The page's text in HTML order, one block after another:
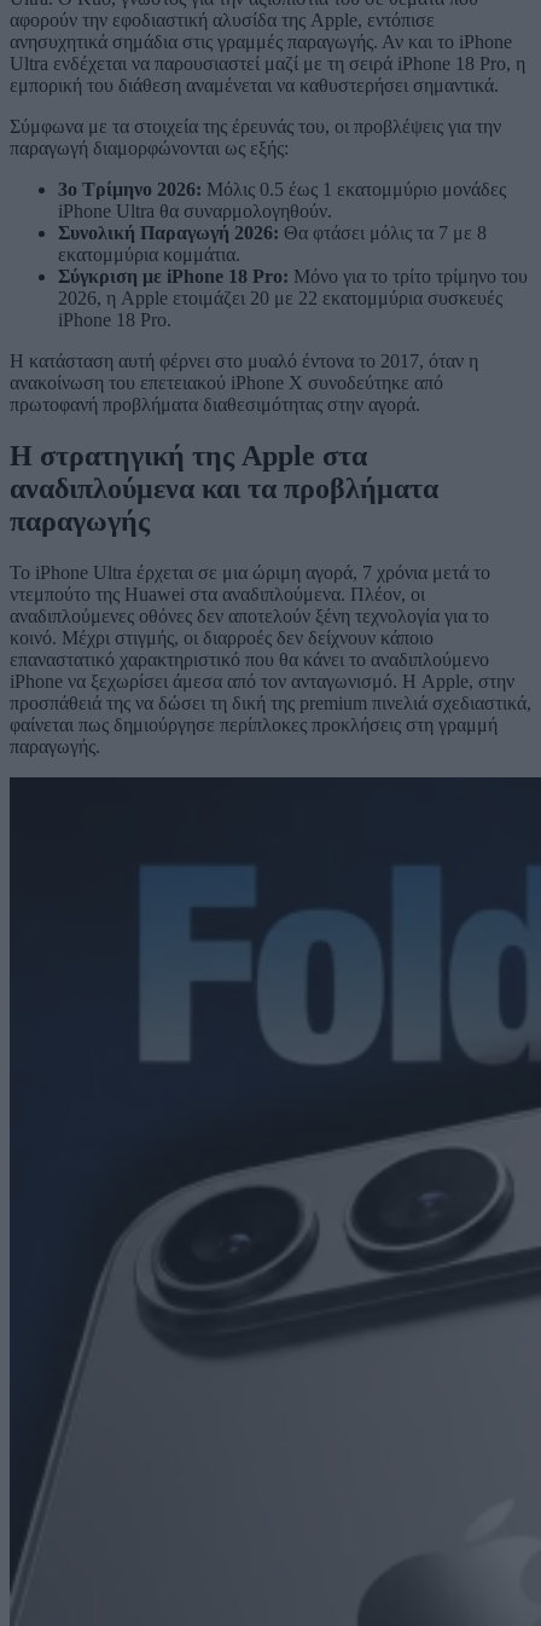
αφορούν την εφοδιαστική αλυσίδα της Apple, εντόπισε
ανησυχητικά σημάδια στις γραμμές παραγωγής. Αν και το iPhone
Ultra ενδέχεται να παρουσιαστεί μαζί με τη σειρά iPhone 18 Pro, η
εμπορική του διάθεση αναμένεται να καθυστερήσει σημαντικά.
Σύμφωνα με τα στοιχεία της έρευνάς του, οι προβλέψεις για την
παραγωγή διαμορφώνονται ως εξής:
3ο Τρίμηνο 2026: Μόλις 0.5 έως 1 εκατομμύριο μονάδες
iPhone Ultra θα συναρμολογηθούν.
Συνολική Παραγωγή 2026: Θα φτάσει μόλις τα 7 με 8
εκατομμύρια κομμάτια.
Σύγκριση με iPhone 18 Pro: Μόνο για το τρίτο τρίμηνο του
2026, η Apple ετοιμάζει 20 με 22 εκατομμύρια συσκευές
iPhone 18 Pro.
Η κατάσταση αυτή φέρνει στο μυαλό έντονα το 2017, όταν η
ανακοίνωση του επετειακού iPhone X συνοδεύτηκε από
πρωτοφανή προβλήματα διαθεσιμότητας στην αγορά.
Η στρατηγική της Apple στα
αναδιπλούμενα και τα προβλήματα
παραγωγής
Το iPhone Ultra έρχεται σε μια ώριμη αγορά, 7 χρόνια μετά το
ντεμπούτο της Huawei στα αναδιπλούμενα. Πλέον, οι
αναδιπλούμενες οθόνες δεν αποτελούν ξένη τεχνολογία για το
κοινό. Μέχρι στιγμής, οι διαρροές δεν δείχνουν κάποιο
επαναστατικό χαρακτηριστικό που θα κάνει το αναδιπλούμενο
iPhone να ξεχωρίσει άμεσα από τον ανταγωνισμό. Η Apple, στην
προσπάθειά της να δώσει τη δική της premium πινελιά σχεδιαστικά,
φαίνεται πως δημιούργησε περίπλοκες προκλήσεις στη γραμμή
παραγωγής.